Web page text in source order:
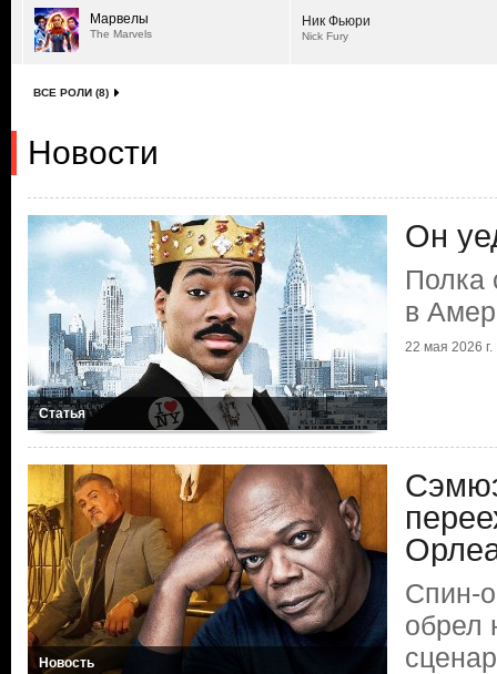
Марвелы
The Marvels
Ник Фьюри
Nick Fury
ВСЕ РОЛИ (8)
Новости
Статья
Он
Полка
в
22 мая 2026 г.
Новость
Спин-
обрел